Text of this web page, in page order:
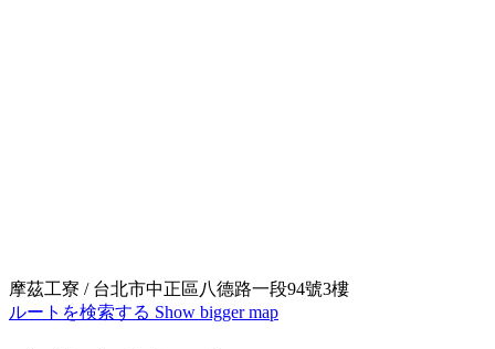
摩茲工寮 / 台北市中正區八德路一段94號3樓
ルートを検索する Show bigger map